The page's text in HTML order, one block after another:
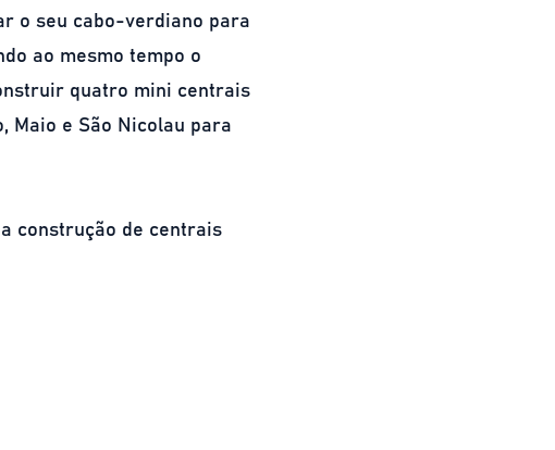
o seu cabo-verdiano para
ao mesmo tempo o
quatro mini centrais
Maio e São Nicolau para
construção de centrais